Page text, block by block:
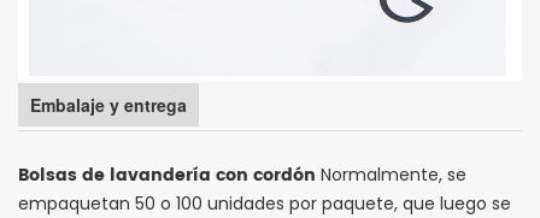
Embalaje y entrega
Bolsas de lavandería con cordón Normalmente, se
empaquetan 50 o 100 unidades por paquete, que luego se